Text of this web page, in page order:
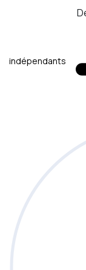
indépendants